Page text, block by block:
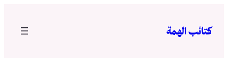
المحتوى
كتائب الهمة